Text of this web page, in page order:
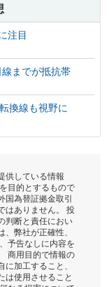
注目
までが抵抗帯
換線も視野に
供している情報
目的とするもので
国為替証拠金取引
はありません。 投
判断と責任におい
弊社が正確性、
予告なしに内容を
商用目的で情報の
加工すること、
は使用させること